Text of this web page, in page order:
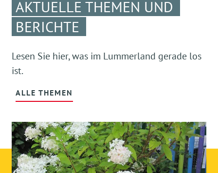
AKTUELLE THEMEN UND
BERICHTE
Lesen Sie hier, was im Lummerland gerade los
ist.
ALLE THEMEN